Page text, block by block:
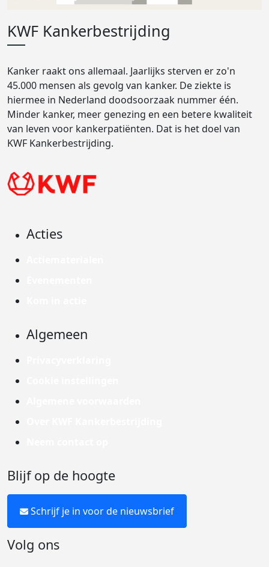
KWF Kankerbestrijding
Kanker raakt ons allemaal. Jaarlijks sterven er zo'n
45.000 mensen als gevolg van kanker. De ziekte is
hiermee in Nederland doodsoorzaak nummer één.
Minder kanker, meer genezing en een betere kwaliteit
van leven voor kankerpatiënten. Dat is het doel van
KWF Kankerbestrijding.
Acties
Algemeen
Blijf op de hoogte
Schrijf je in voor de nieuwsbrief
Volg ons